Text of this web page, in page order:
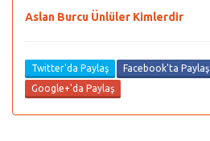
Aslan Burcu Ünlüler Kimlerdir
Twitter'da Paylaş Facebook'ta Paylaş
Google+'da Paylaş